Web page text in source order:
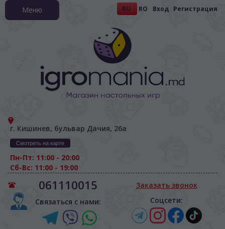
RU RO Вход Регистрация
г. Кишинев, бульвар Дачия, 26а
Смотреть на карте
Пн-Пт: 11:00 - 20:00
Сб-Вс: 11:00 - 19:00
061110015
Связаться с нами:
Заказать звонок
Соцсети:
Меню